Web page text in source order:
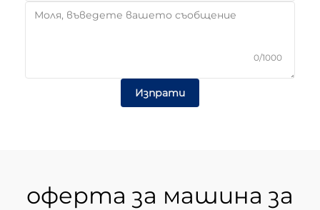
0/1000
Изпрати
оферта за машина за